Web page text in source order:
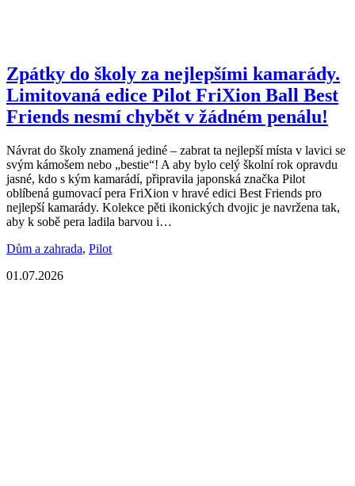
Zpátky do školy za nejlepšími kamarády.
Limitovaná edice Pilot FriXion Ball Best
Friends nesmí chybět v žádném penálu!
Návrat do školy znamená jediné – zabrat ta nejlepší místa v lavici se
svým kámošem nebo „bestie“! A aby bylo celý školní rok opravdu
jasné, kdo s kým kamarádí, připravila japonská značka Pilot
oblíbená gumovací pera FriXion v hravé edici Best Friends pro
nejlepší kamarády. Kolekce pěti ikonických dvojic je navržena tak,
aby k sobě pera ladila barvou i…
Dům a zahrada, Pilot
01.07.2026